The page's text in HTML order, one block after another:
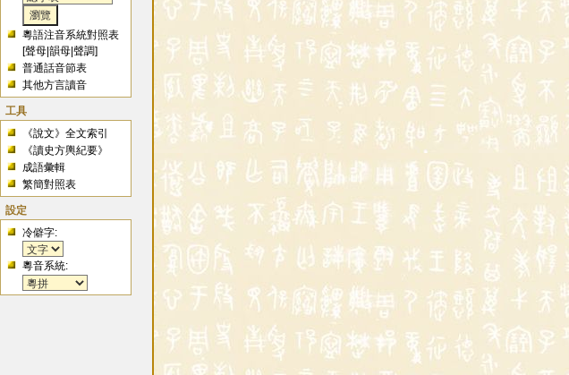
粵語注音系統對照表
[聲母 |韻母 |聲調]
普通話音節表
其他方言讀音
工具
《說文》全文索引
《讀史方輿紀要》
成語彙輯
繁簡對照表
設定
冷僻字:
粵音系統: